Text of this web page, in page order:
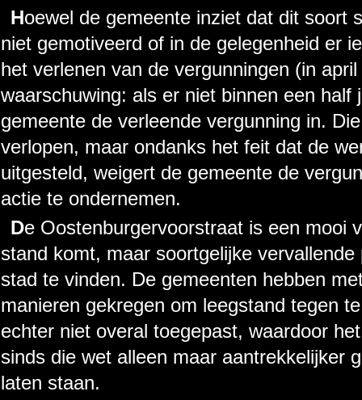
Hoewel de gemeente inziet dat dit soort situaties onwenselijk zijn, lijkt ze
niet gemotiveerd of in de gelegenheid er
het verlenen van de vergunningen (in
waarschuwing: als er niet binnen een half
gemeente de verleende vergunning in.
verlopen, maar ondanks het feit dat de
uitgesteld, weigert de gemeente de
actie te ondernemen.
De Oostenburgervoorstraat is een mooi voorbeeld van hoe zo’n situatie tot
stand komt, maar soortgelijke
stad te vinden. De gemeenten hebben
manieren gekregen om leegstand tegen
echter niet overal toegepast, waardoor
sinds die wet alleen maar aantrekkelijker
laten staan.